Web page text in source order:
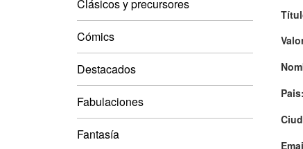
Clásicos y precursores
Cómics
Destacados
Fabulaciones
Fantasía
Pais: